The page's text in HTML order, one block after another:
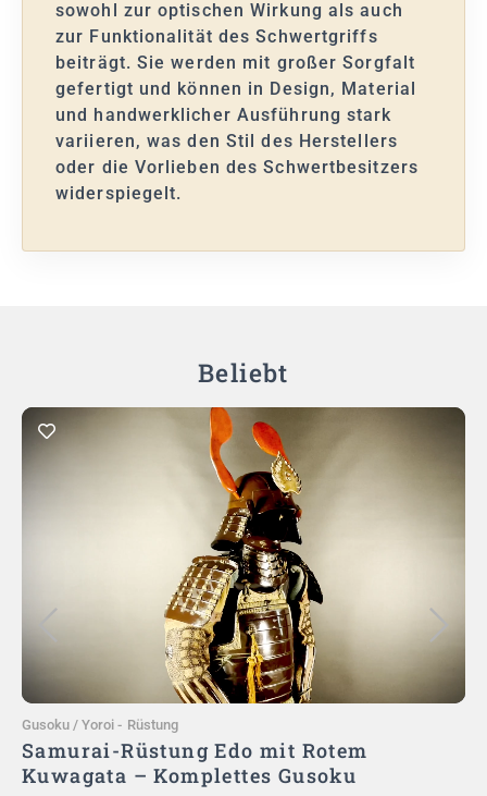
sowohl zur optischen Wirkung als auch
zur Funktionalität des Schwertgriffs
beiträgt. Sie werden mit großer Sorgfalt
gefertigt und können in Design, Material
und handwerklicher Ausführung stark
variieren, was den Stil des Herstellers
oder die Vorlieben des Schwertbesitzers
widerspiegelt.
Beliebt
In den Warenkorb
Gusoku / Yoroi - Rüstung
Samurai-Rüstung Edo mit Rotem
Kuwagata – Komplettes Gusoku